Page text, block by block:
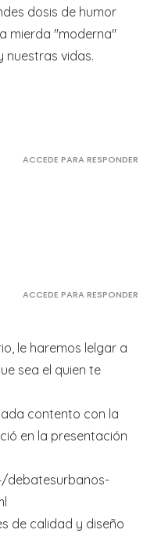
dosis de humor
mierda "moderna"
nuestras vidas.
ACCEDE PARA RESPONDER
le haremos lelgar a
sea el quien te
contento con la
en la presentación
debatesurbanos-
de calidad y diseño
ACCEDE PARA RESPONDER